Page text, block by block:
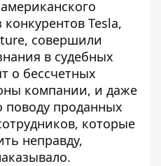
Tesla,
совершили
в судебных
о бессчетных
компании, и даже
проданных
которые
неправду,